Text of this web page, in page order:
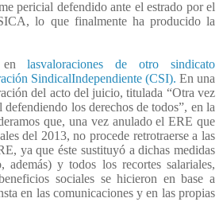
pericial defendido ante el estrado por el
lo que finalmente ha producido la
enlasvaloraciones de otro sindicato
SindicalIndependiente (CSI). En una
del acto del juicio, titulada “Otra vez
los derechos de todos”, en la
que, una vez anulado el ERE que
del 2013, no procede retrotraerse a las
ya que éste sustituyó a dichas medidas
además) y todos los recortes salariales,
sociales se hicieron en base a
en las comunicaciones y en las propias